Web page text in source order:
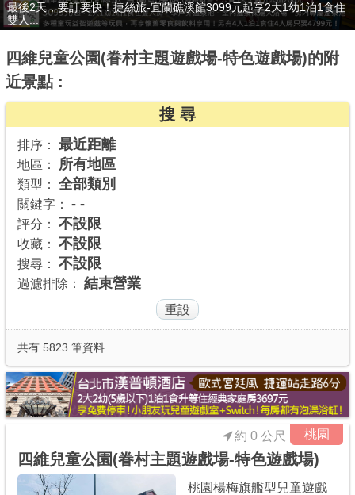
最新消息
最新留言
推薦景點
討論區
聯絡我們
最後2天，要訂要快！捷絲旅-宜蘭礁溪館3099元起享2大1幼1泊1食住
雙人...
贈九族文化村門票2張(總價值1100元*2)！4099元享日月潭經典大飯
店...
四維兒童公園(眷村主題遊戲場-特色遊戲場)的附
近景點 :
搜 尋
排序： 最近距離
地區： 所有地區
類型： 全部類別
關鍵字： - -
評分： 不設限
收藏： 不設限
搜尋： 不設限
過濾排除： 結束營業
共有 5823 筆資料
桃園
四維兒童公園(眷村主題遊戲場-特色遊戲場)
約 0 公尺
桃園楊梅旗艦型兒童遊戲